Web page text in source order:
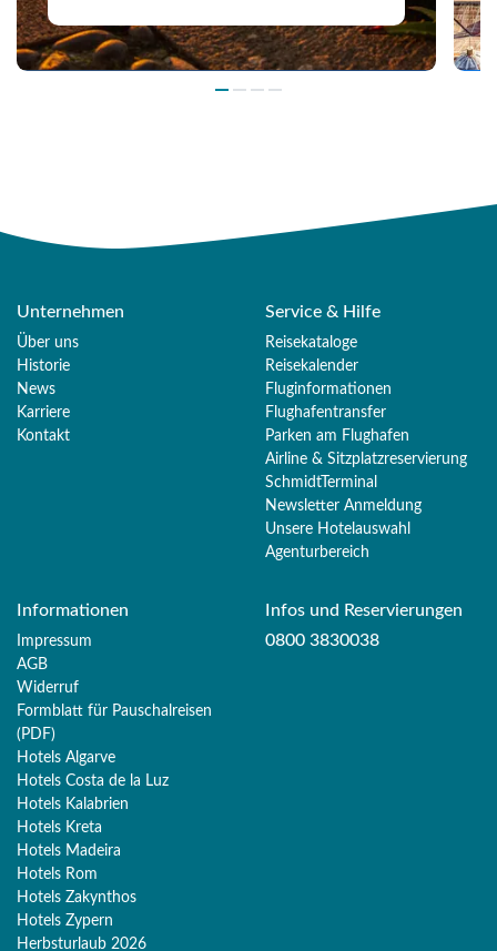
Unternehmen
Über uns
Historie
News
Karriere
Kontakt
Service & Hilfe
Reisekataloge
Reisekalender
Fluginformationen
Flughafentransfer
Parken am Flughafen
Airline & Sitzplatzreservierung
SchmidtTerminal
Newsletter Anmeldung
Unsere Hotelauswahl
Agenturbereich
Informationen
Impressum
AGB
Widerruf
Formblatt für Pauschalreisen
(PDF)
Hotels Algarve
Hotels Costa de la Luz
Hotels Kalabrien
Hotels Kreta
Hotels Madeira
Hotels Rom
Hotels Zakynthos
Hotels Zypern
Herbsturlaub 2026
Infos und Reservierungen
0800 3830038